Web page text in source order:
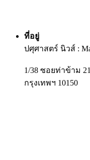
ที่อยู่
ปศุศาสตร์ นิวส์ :
1/38 ซอยท่าข้าม
กรุงเทพฯ 10150